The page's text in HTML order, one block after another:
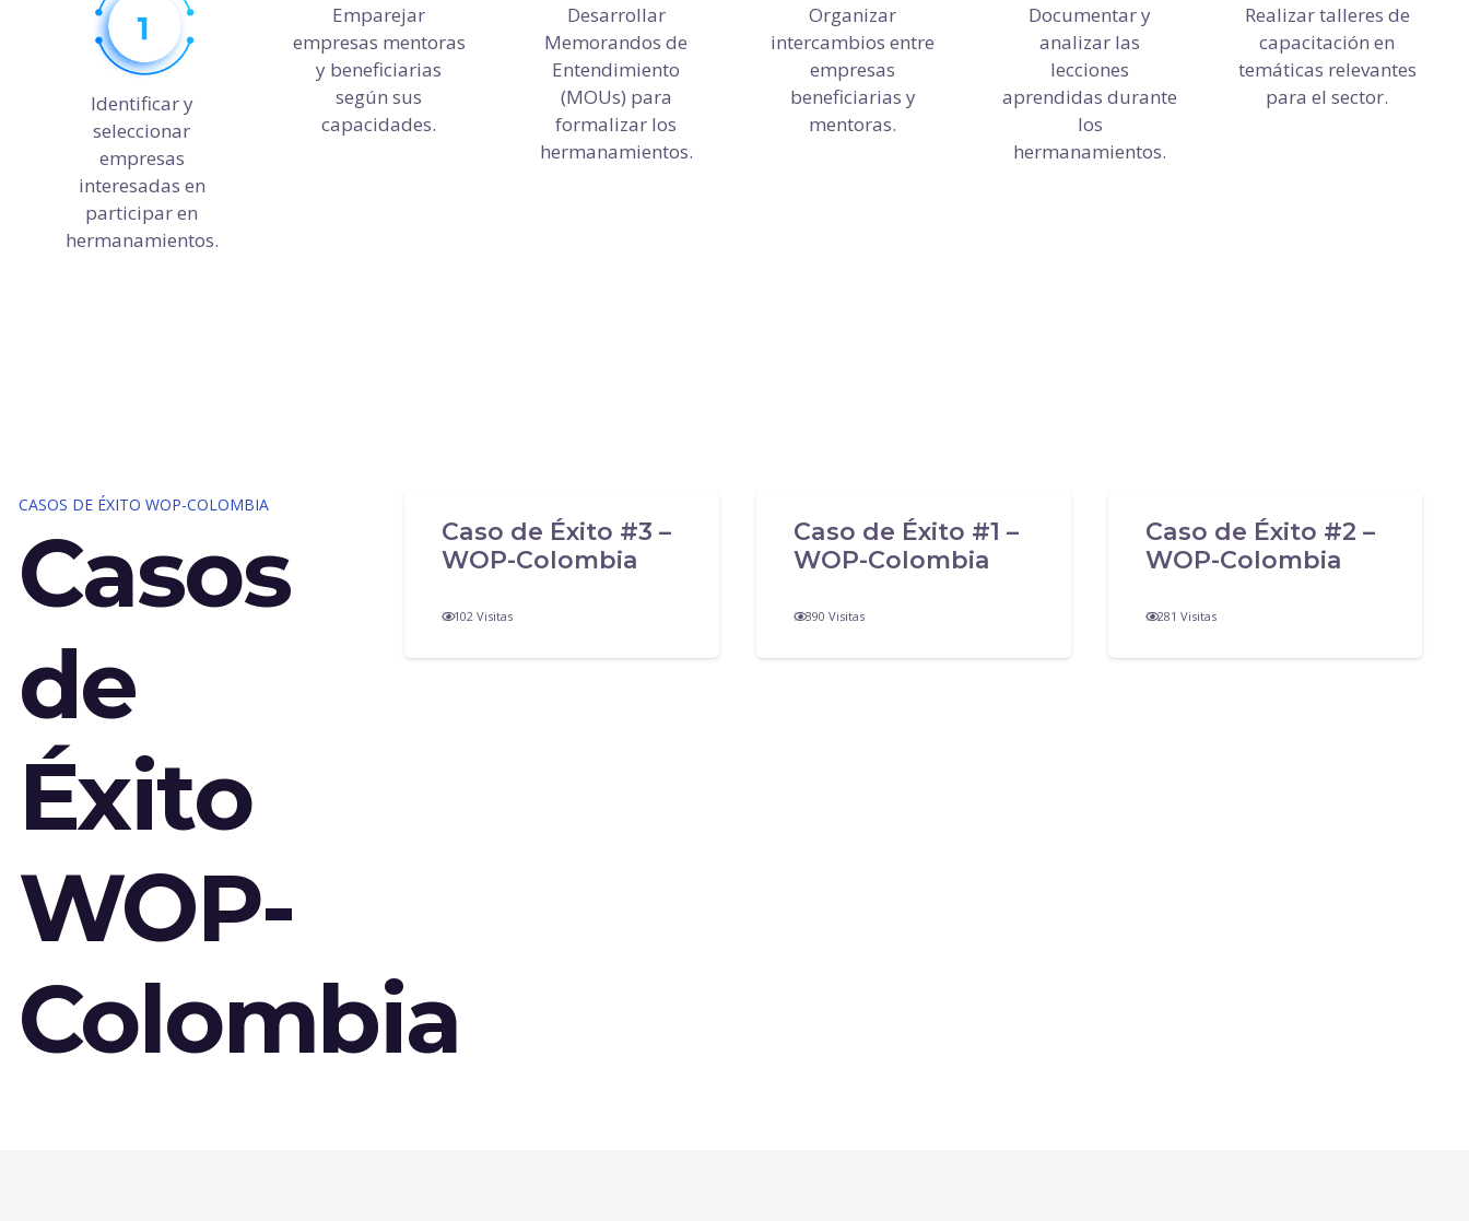
Identificar y
seleccionar
empresas
interesadas en
participar en
hermanamientos.
Emparejar
empresas mentoras
y beneficiarias
según sus
capacidades.
Desarrollar
Memorandos de
Entendimiento
(MOUs) para
formalizar los
hermanamientos.
Organizar
intercambios entre
empresas
beneficiarias y
mentoras.
Documentar y
analizar las
lecciones
aprendidas durante
los
hermanamientos.
Realizar talleres de
capacitación en
temáticas relevantes
para el sector.
CASOS DE ÉXITO WOP-COLOMBIA
Casos
de
Éxito
WOP-
Colombia
Caso de Éxito #3 –
WOP-Colombia
102 Visitas
Caso de Éxito #1 –
WOP-Colombia
390 Visitas
Caso de Éxito #2 –
WOP-Colombia
281 Visitas